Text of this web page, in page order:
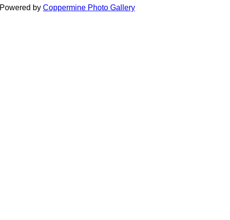
Powered by Coppermine Photo Gallery